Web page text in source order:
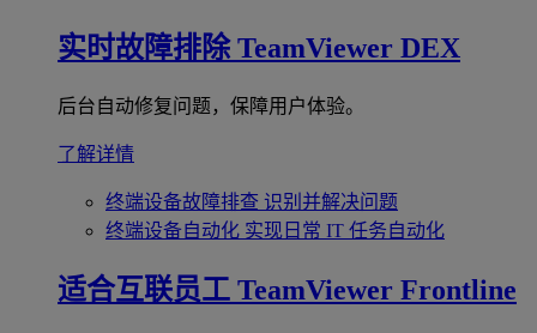
实时故障排除 TeamViewer DEX
后台自动修复问题，保障用户体验。
了解详情
终端设备故障排查 识别并解决问题
终端设备自动化 实现日常 IT 任务自动化
适合互联员工 TeamViewer Frontline